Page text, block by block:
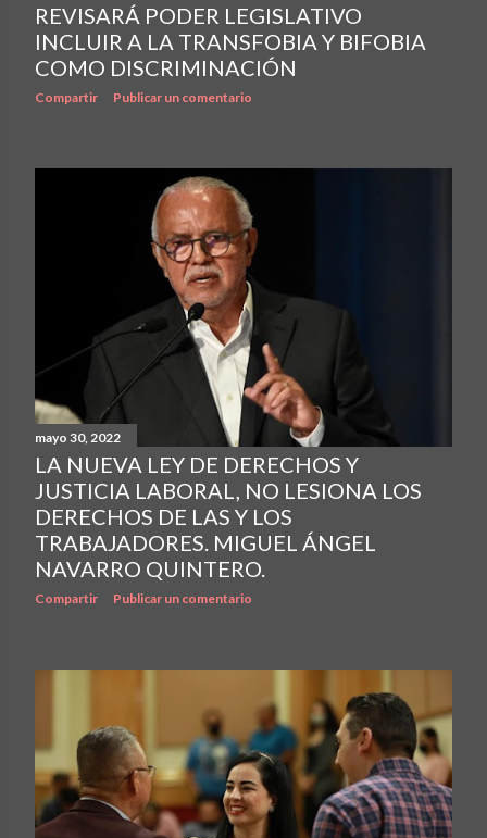
REVISARÁ PODER LEGISLATIVO
INCLUIR A LA TRANSFOBIA Y BIFOBIA
COMO DISCRIMINACIÓN
Compartir Publicar un comentario
mayo 30, 2022
LA NUEVA LEY DE DERECHOS Y
JUSTICIA LABORAL, NO LESIONA LOS
DERECHOS DE LAS Y LOS
TRABAJADORES. MIGUEL ÁNGEL
NAVARRO QUINTERO.
Compartir Publicar un comentario